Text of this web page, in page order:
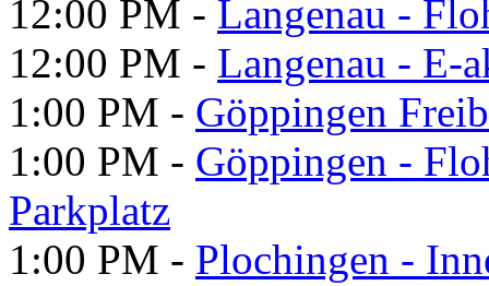
12:00 PM - Langenau -
12:00 PM - Langenau -
1:00 PM - Göppingen
1:00 PM - Göppingen -
Parkplatz
1:00 PM - Plochingen -